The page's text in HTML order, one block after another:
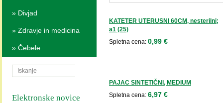
» Divjad
» Zdravje in medicina
» Čebele
Elektronske novice
KATETER UTERUSNI 60CM, nesterilni;
a1 (25)
Spletna cena: 0,99 €
PAJAC SINTETIČNI, MEDIUM
Spletna cena: 6,97 €